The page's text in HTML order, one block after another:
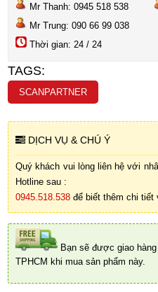
Mr Thanh: 0945 518 538
Mr Trung: 090 66 99 038
Thời gian: 24 / 24
TAGS:
SCANPARTNER
DỊCH VỤ & CHÚ Ý
Quý khách vui lòng liên hệ với
Hotline sau :
0945.518.538 để biết thêm chi tiết
Bạn sẽ được giao
TPHCM khi mua sản phẩm này.